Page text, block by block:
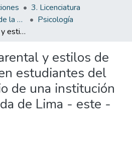
3. Licenciatura
Facultad de Ciencias de la Salud
Psicología
Socialización parental y estilos de afrontamiento en estudiantes del nivel secundario de una institución educativa privada de Lima - este - Perú
y estilos de
estudiantes del
de una institución
de Lima - este -